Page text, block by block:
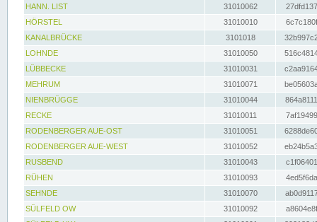
HANN. LIST
31010062
HÖRSTEL
31010010
KANALBRÜCKE
3101018
LOHNDE
31010050
LÜBBECKE
31010031
MEHRUM
31010071
NIENBRÜGGE
31010044
RECKE
31010011
RODENBERGER AUE-OST
31010051
RODENBERGER AUE-WEST
31010052
RUSBEND
31010043
RÜHEN
31010093
SEHNDE
31010070
SÜLFELD OW
31010092